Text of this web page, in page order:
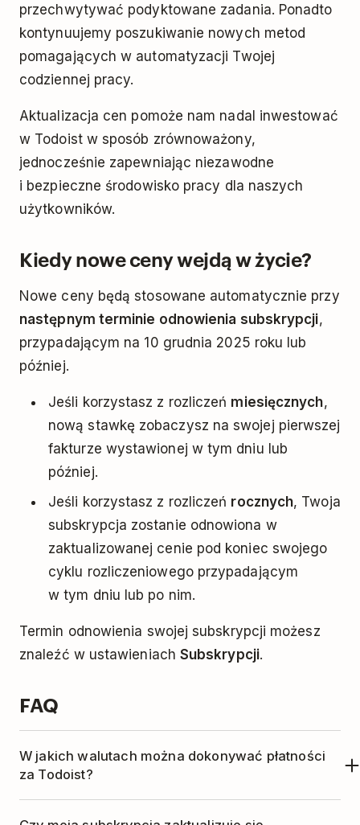
przechwytywać podyktowane zadania. Ponadto
kontynuujemy poszukiwanie nowych metod
pomagających w automatyzacji Twojej
codziennej pracy.
Aktualizacja cen pomoże nam nadal inwestować
w Todoist w sposób zrównoważony,
jednocześnie zapewniając niezawodne
i bezpieczne środowisko pracy dla naszych
użytkowników.
Kiedy nowe ceny wejdą w życie?
Nowe ceny będą stosowane automatycznie przy
następnym terminie odnowienia subskrypcji,
przypadającym na 10 grudnia 2025 roku lub
później.
Jeśli korzystasz z rozliczeń miesięcznych,
nową stawkę zobaczysz na swojej pierwszej
fakturze wystawionej w tym dniu lub
później.
Jeśli korzystasz z rozliczeń rocznych, Twoja
subskrypcja zostanie odnowiona w
zaktualizowanej cenie pod koniec swojego
cyklu rozliczeniowego przypadającym
w tym dniu lub po nim.
Termin odnowienia swojej subskrypcji możesz
znaleźć w ustawieniach Subskrypcji.
FAQ
W jakich walutach można dokonywać płatności
za Todoist?